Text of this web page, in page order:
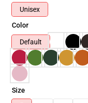
Unisex
Color
Default
Size